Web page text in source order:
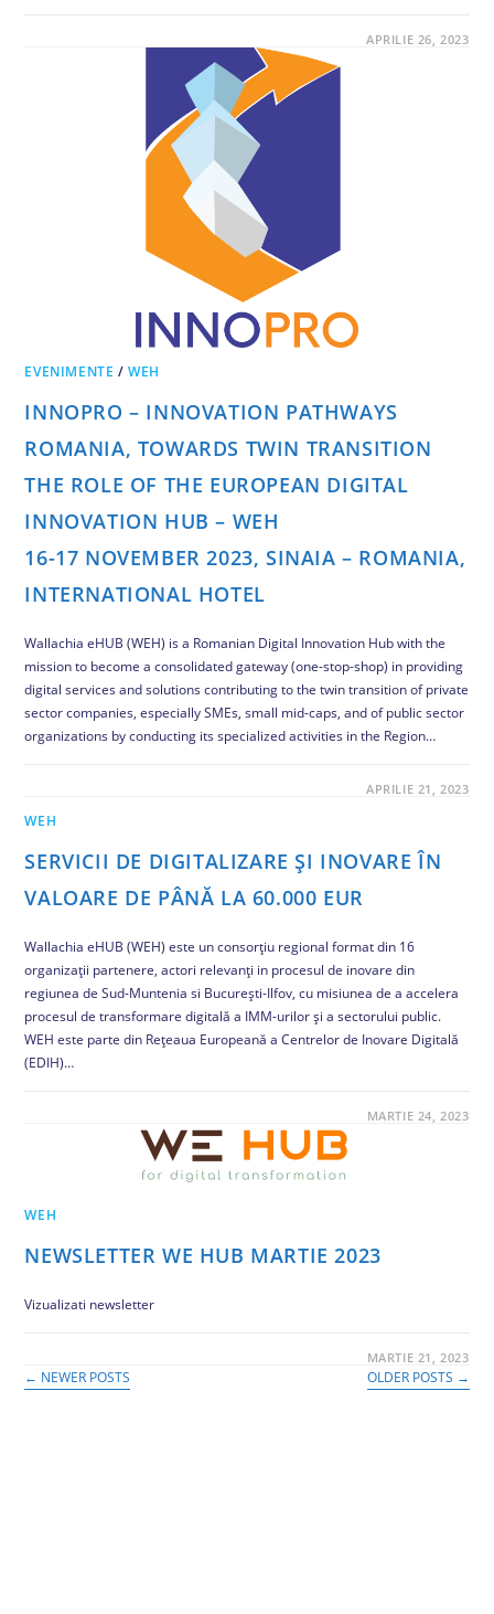
APRILIE 26, 2023
EVENIMENTE /WEH
INNOPRO – INNOVATION PATHWAYS
ROMANIA, TOWARDS TWIN TRANSITION
THE ROLE OF THE EUROPEAN DIGITAL
INNOVATION HUB – WEH
16-17 NOVEMBER 2023, SINAIA – ROMANIA,
INTERNATIONAL HOTEL
Wallachia eHUB (WEH) is a Romanian Digital Innovation Hub with the
mission to become a consolidated gateway (one-stop-shop) in providing
digital services and solutions contributing to the twin transition of private
sector companies, especially SMEs, small mid-caps, and of public sector
organizations by conducting its specialized activities in the Region…
APRILIE 21, 2023
WEH
SERVICII DE DIGITALIZARE ȘI INOVARE ÎN
VALOARE DE PÂNĂ LA 60.000 EUR
Wallachia eHUB (WEH) este un consorțiu regional format din 16
organizații partenere, actori relevanți in procesul de inovare din
regiunea de Sud-Muntenia si București-Ilfov, cu misiunea de a accelera
procesul de transformare digitală a IMM-urilor și a sectorului public.
WEH este parte din Rețeaua Europeană a Centrelor de Inovare Digitală
(EDIH)…
MARTIE 24, 2023
WEH
NEWSLETTER WE HUB MARTIE 2023
Vizualizati newsletter
MARTIE 21, 2023
← NEWER POSTS OLDER POSTS →